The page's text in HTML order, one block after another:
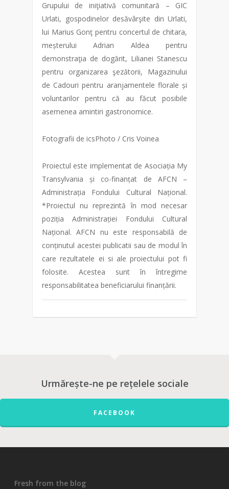
Grupului de iniţiativă comunitară – GIC
Urlati, gospodinelor desăvârşite din Urlati,
lui Marius Gonţ pentru concertul de chitara,
meșterului Adrian Aldea pentru
demonstraţia de dogărit, Lilianei Stanescu
pentru organizarea şezătorii, Magazinului
de Cadouri pentru aranjamentele florale și
voluntarilor pentru că au făcut posibile
asemenea amintiri gastronomice.
Fotografii de icsPhoto / Cris Voinea
Proiectul este implementat de Asociația My
Transylvania și co-finanțat de AFCN –
Administrația Fondului Cultural Național.
*Proiectul nu reprezintă în mod necesar
poziția Administrației Fondului Cultural
Național. AFCN nu este responsabilă de
conținutul acestei publicatii sau de modul în
care rezultatele ei si ale proiectului pot fi
folosite. Acestea sunt în întregime
responsabilitatea beneficiarului finanțării.
Urmărește-ne pe rețelele sociale
FACEBOOK
Fresh from the blog